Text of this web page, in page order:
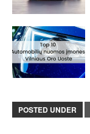
POSTED UNDER